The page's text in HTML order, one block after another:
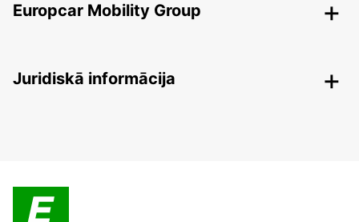
Europcar Mobility Group
Juridiskā informācija